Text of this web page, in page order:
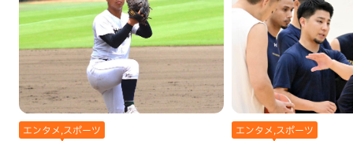
エンタメ,スポーツ エンタメ,スポーツ